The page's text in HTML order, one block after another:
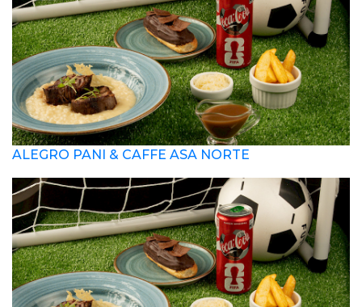
ALEGRO PANI & CAFFE ASA NORTE